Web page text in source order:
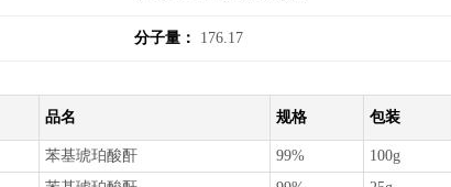
分子量： 176.17
品名 规格 包装
苯基琥珀酸酐 99% 100g